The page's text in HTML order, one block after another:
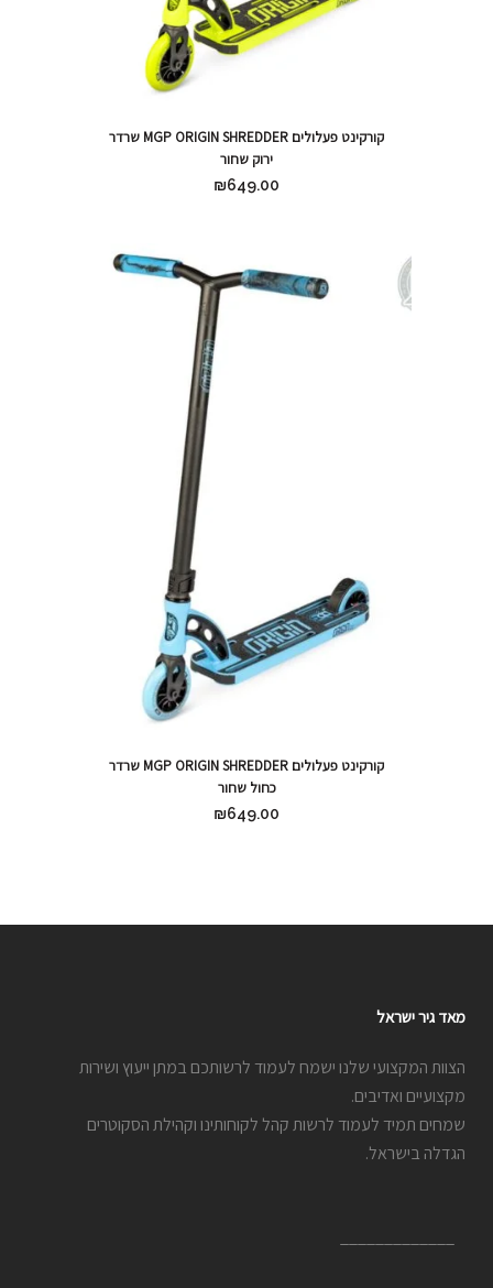
קורקינט פעלולים MGP ORIGIN SHREDDER שרדר
ירוק שחור
₪649.00
קורקינט פעלולים MGP ORIGIN SHREDDER שרדר
כחול שחור
₪649.00
מאד גיר ישראל
הצוות המקצועי שלנו ישמח לעמוד לרשותכם במתן ייעוץ ושירות
מקצועיים ואדיבים.
שמחים תמיד לעמוד לרשות קהל לקוחותינו וקהילת הסקוטרים
הגדלה בישראל.